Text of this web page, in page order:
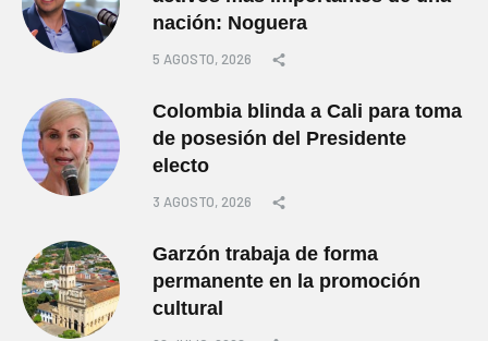
nación: Noguera
5 AGOSTO, 2026
Colombia blinda a Cali para toma
de posesión del Presidente
electo
3 AGOSTO, 2026
Garzón trabaja de forma
permanente en la promoción
cultural